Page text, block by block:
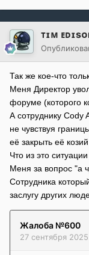
ᴛɪᴍ
Так же кое-что
Меня Директор
форуме (которого
А сотруднику Cody
не чувствуя
её закрыть её
Что из это
Меня за вопрос "а
Сотрудника
заслугу других